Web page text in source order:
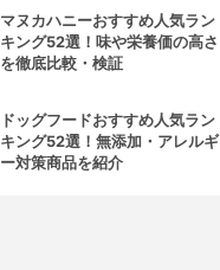
マヌカハニーおすすめ人気ラン
キング52選！味や栄養価の高さ
を徹底比較・検証
ドッグフードおすすめ人気ラン
キング52選！無添加・アレルギ
ー対策商品を紹介